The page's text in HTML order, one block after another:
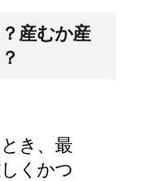
産むか産
き、最
くかつ